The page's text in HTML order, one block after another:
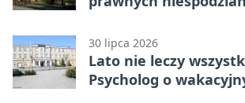
30 lipca 2026
Lato nie leczy
Psycholog o